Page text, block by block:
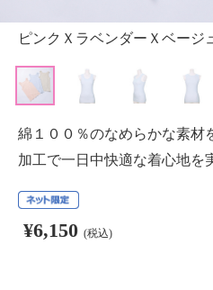
ピンクＸラベンダーＸベージ
綿１００％のなめらかな素材
加工で一日中快適な着心地を
¥6,150 (税込)